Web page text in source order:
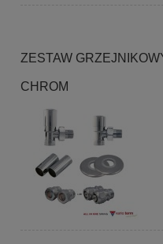
ZESTAW
CHROM